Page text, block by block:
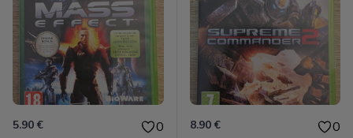
5.90 € 0 8.90 € 0